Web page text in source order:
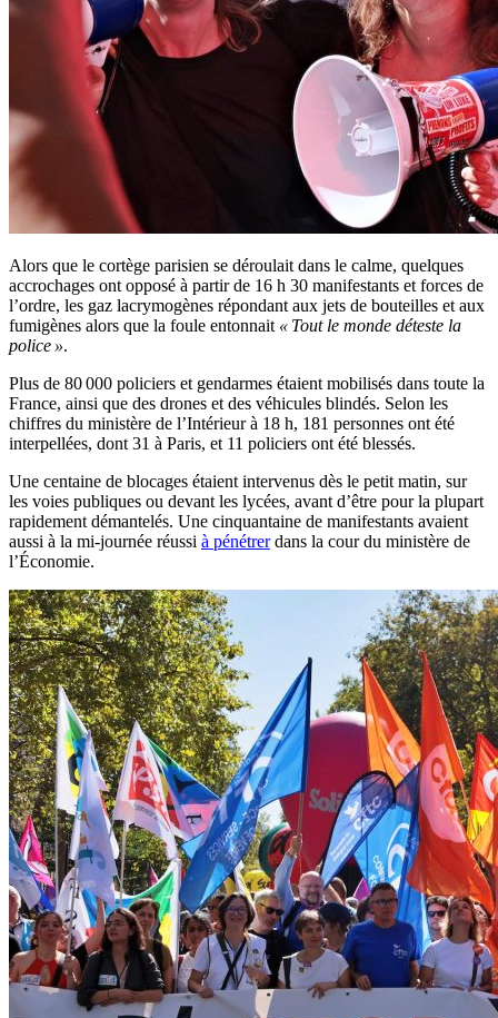
Alors que le cortège parisien se déroulait dans le calme, quelques
accrochages ont opposé à partir de 16 h 30 manifestants et forces de
l’ordre, les gaz lacrymogènes répondant aux jets de bouteilles et aux
fumigènes alors que la foule entonnait « Tout le monde déteste la
police ».
Plus de 80 000 policiers et gendarmes étaient mobilisés dans toute la
France, ainsi que des drones et des véhicules blindés. Selon les
chiffres du ministère de l’Intérieur à 18 h, 181 personnes ont été
interpellées, dont 31 à Paris, et 11 policiers ont été blessés.
Une centaine de blocages étaient intervenus dès le petit matin, sur
les voies publiques ou devant les lycées, avant d’être pour la plupart
rapidement démantelés. Une cinquantaine de manifestants avaient
aussi à la mi-journée réussi à pénétrerdans la cour du ministère de
l’Économie.